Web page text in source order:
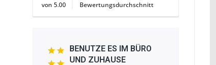
von 5.00 Bewertungsdurchschnitt
BENUTZE ES IM BÜRO
UND ZUHAUSE